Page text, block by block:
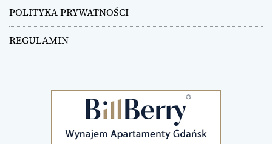
POLITYKA PRYWATNOŚCI
REGULAMIN